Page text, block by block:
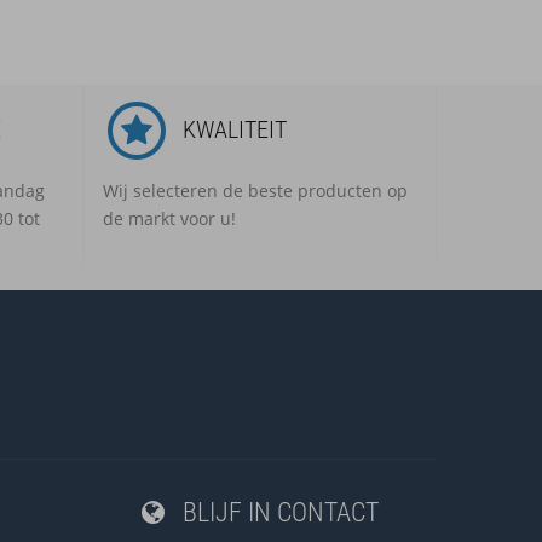
tot
KWALITEIT
Wij selecteren de beste producten op
de markt voor u!
BLIJF IN CONTACT